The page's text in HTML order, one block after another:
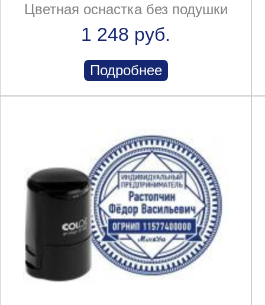
Цветная оснастка без подушки
1 248 руб.
Подробнее